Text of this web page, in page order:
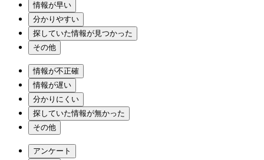
情報が早い
分かりやすい
探していた情報が見つかった
その他
情報が不正確
情報が遅い
分かりにくい
探していた情報が無かった
その他
アンケート